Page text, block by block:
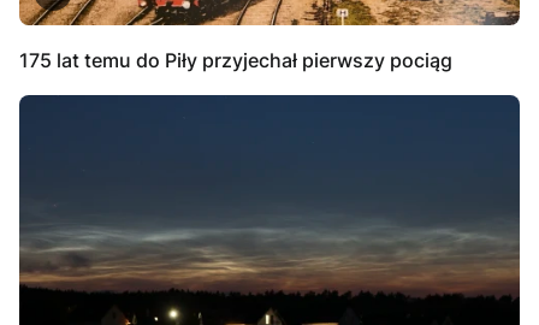
175 lat temu do Piły przyjechał pierwszy pociąg